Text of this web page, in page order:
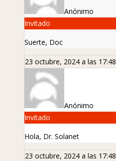
Anónimo
Invitado
Suerte, Doc
23 octubre, 2024 a las 17:48
Anónimo
Invitado
Hola, Dr. Solanet
23 octubre, 2024 a las 17:48